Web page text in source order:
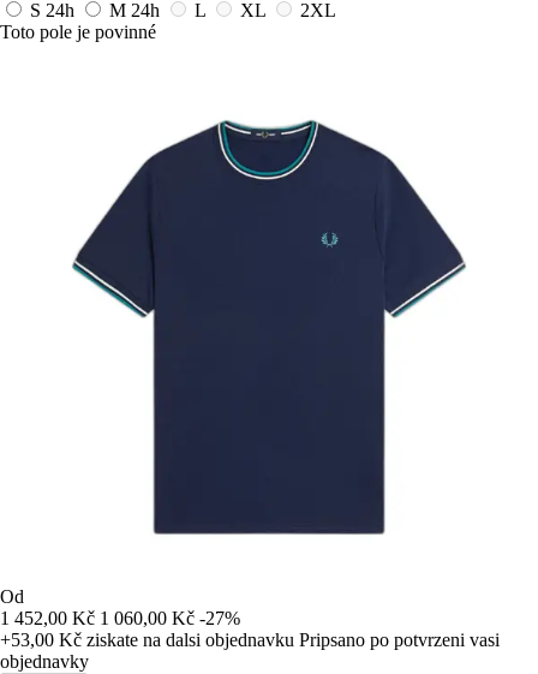
S 24h M 24h L XL
2XL
Toto pole je povinné
Od
1 452,00 Kč 1 060,00 Kč -27%
+53,00 Kč ziskate na dalsi objednavku Pripsano po potvrzeni vasi
objednavky